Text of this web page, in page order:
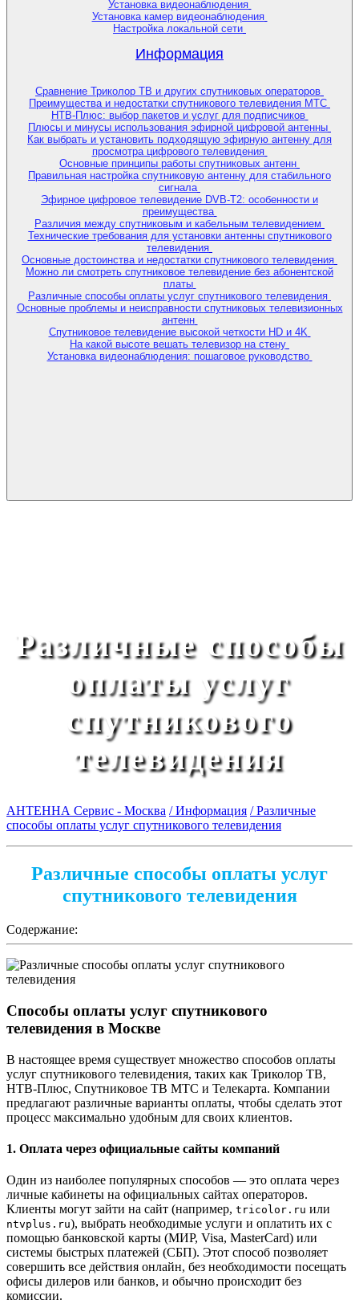
Установка видеонаблюдения
Установка камер видеонаблюдения
Настройка локальной сети
Информация
Сравнение Триколор ТВ и других спутниковых операторов
Преимущества и недостатки спутникового телевидения МТС
НТВ-Плюс: выбор пакетов и услуг для подписчиков
Плюсы и минусы использования эфирной цифровой антенны
Как выбрать и установить подходящую эфирную антенну для
просмотра цифрового телевидения
Основные принципы работы спутниковых антенн
Правильная настройка спутниковую антенну для стабильного
сигнала
Эфирное цифровое телевидение DVB-T2: особенности и
преимущества
Различия между спутниковым и кабельным телевидением
Технические требования для установки антенны спутникового
телевидения
Основные достоинства и недостатки спутникового телевидения
Можно ли смотреть спутниковое телевидение без абонентской
платы
Различные способы оплаты услуг спутникового телевидения
Основные проблемы и неисправности спутниковых телевизионных
антенн
Спутниковое телевидение высокой четкости HD и 4K
На какой высоте вешать телевизор на стену
Установка видеонаблюдения: пошаговое руководство
Различные способы
оплаты услуг
спутникового
телевидения
АНТЕННА Сервис - Москва / Информация / Различные
способы оплаты услуг спутникового телевидения
Различные способы оплаты услуг
спутникового телевидения
Содержание:
Способы оплаты услуг спутникового
телевидения в Москве
В настоящее время существует множество способов оплаты
услуг спутникового телевидения, таких как Триколор ТВ,
НТВ-Плюс, Спутниковое ТВ МТС и Телекарта. Компании
предлагают различные варианты оплаты, чтобы сделать этот
процесс максимально удобным для своих клиентов.
1. Оплата через официальные сайты компаний
Один из наиболее популярных способов — это оплата через
личные кабинеты на официальных сайтах операторов.
Клиенты могут зайти на сайт (например, tricolor.ru или
ntvplus.ru), выбрать необходимые услуги и оплатить их с
помощью банковской карты (МИР, Visa, MasterCard) или
системы быстрых платежей (СБП). Этот способ позволяет
совершить все действия онлайн, без необходимости посещать
офисы дилеров или банков, и обычно происходит без
комиссии.